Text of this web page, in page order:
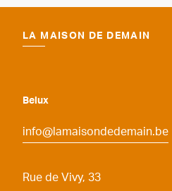
LA MAISON DE DEMAIN
Belux
info@lamaisondedemain.be
Rue de Vivy, 33